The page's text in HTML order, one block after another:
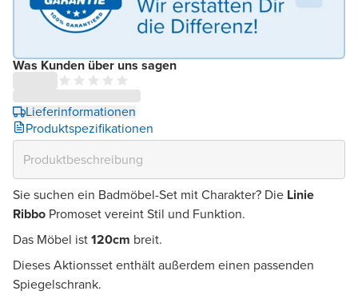
Was Kunden über uns sagen
Lieferinformationen
Produktspezifikationen
Sie suchen ein Badmöbel-Set mit Charakter? Die Linie
Ribbo Promoset vereint Stil und Funktion.
Das Möbel ist120cm breit.
Dieses Aktionsset enthält außerdem einen passenden
Spiegelschrank.